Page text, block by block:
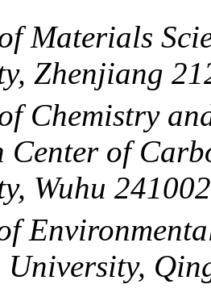
Materials
Zhenjiang
Chemistry
Center of
Wuhu